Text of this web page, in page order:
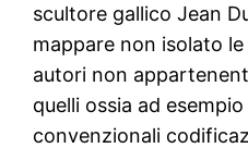
scultore gallico Jean
mappare non isolato
autori non
quelli ossia ad
convenzionali